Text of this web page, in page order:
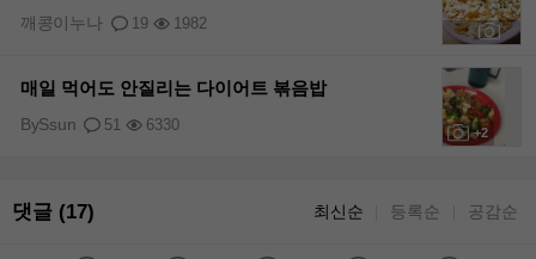
19 1982
깨콩이누나
+2
매일 먹어도 안질리는 다이어트 볶음밥
51 6330
BySsun
댓글 (17) 최신순 등록순 공감순